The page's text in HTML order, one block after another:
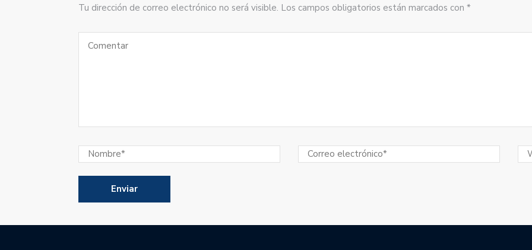
Tu dirección de correo electrónico no será visible. Los campos obligatorios están marcados con *